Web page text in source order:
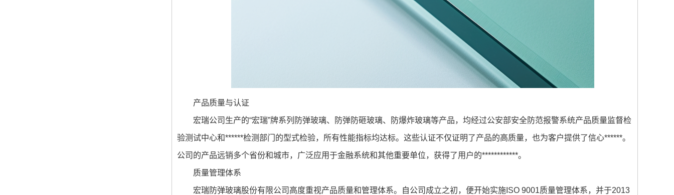
产品质量与认证
宏瑞公司生产的“宏瑞”牌系列防弹玻璃、防弹防砸玻璃、防爆炸玻璃等产品，均经过公安部安全防范报警系统产品质量监督检
验测试中心和******检测部门的型式检验，所有性能指标均达标。这些认证不仅证明了产品的高质量，也为客户提供了信心******。
公司的产品远销多个省份和城市，广泛应用于金融系统和其他重要单位，获得了用户的************。
质量管理体系
宏瑞防弹玻璃股份有限公司高度重视产品质量和管理体系。自公司成立之初，便开始实施ISO 9001质量管理体系，并于2013